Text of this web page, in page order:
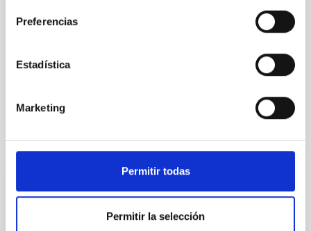
Preferencias
Estadística
Marketing
Permitir todas
Permitir la selección
A major obstacle to interpreting the rotation period
evolutionary...
The Multiplanet System TOI-421